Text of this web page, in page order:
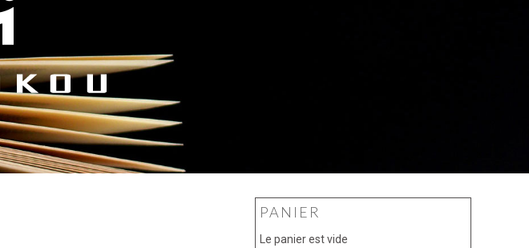
PANIER
Le panier est vide